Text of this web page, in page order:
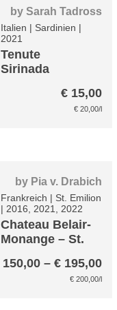
bySarah Tadross
Italien | Sardinien |
2021
Tenute
Sirinada
Sardegna DOC
€ 15,00
€ 20,00/l
by Pia v. Drabich
Frankreich | St. Emilion
| 2016, 2021, 2022
Chateau Belair-
Monange – St.
150,00 –€ 195,00
€
€ 200,00/l